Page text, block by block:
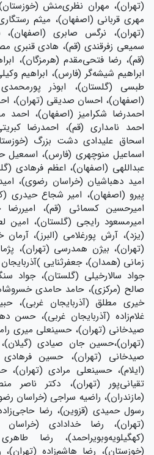
(تهران)، مهران نظری‌منش
مهری قربانی (اصفهان)، میثم
(تهران)، نرگس صابری (اصفهان)،
سمیعی زفرقندی (قم)، هادی قنبری
(قم)، رضا فتحی‌مقدم (هرمزگان)،
ابراهیم شیشه‌گر (فارس)، ابراهیم
طبسی (گلستان)، ابوذر
(اصفهان)، احسان صدیقی (تهران)،
احمدرضا شکرامیز (اصفهان)،
احمد نامداری (قم)، احمدرضا
اسحاق علیدادی دشت بزرگ
اسماعیل منوچهری (فارس)، اسمعیل
عبداللهی (اصفهان)، اعظم فرهادی
امید دهباشیان (خراسان رضوی)،
پیرو (اصفهان)، امیر شجاع حیدری
امیرحسین کسمائی (قم)،
امیرمسعود رایجی (گلستان)، امین
(یزد)، آرش پورغلامی (البرز)،
(تهران)، بیژن همدرسی (تهران)،
زمانی (همدان)، جعفرثنایی
جواد سالارخیلی (گلستان)، جواد
صالح (مرکزی)، حامد حامدی
خیری مطلق (آذربایجان غربی)،
غلام‌زاده (آذربایجان غربی)، حسن
صیدخانی (تهران)، حسينعلی ميری
(تهران)،حسین جان صیادی
صیدخانی (تهران)، حسین
(ایلام)، حسینعلی مرادی (تهران)،
تقیانی‌پور (تهران)، دکتر ناصر
(مازندران)، راضیه سراجی (خراسان
رسول حمیدی (قزوین)، رضا
(تهران)، رضا خدادادی
(کهگیلویه‌وبویراحمد)، رضا
(خوزستان)، رضا هاشم‌زاده